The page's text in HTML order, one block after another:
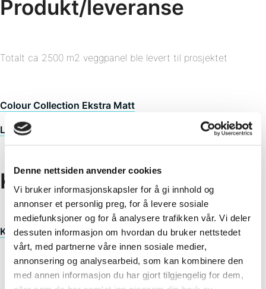
Denne nettsiden anvender cookies
Vi bruker informasjonskapsler for å gi innhold og
annonser et personlig preg, for å levere sosiale
mediefunksjoner og for å analysere trafikken vår. Vi deler
dessuten informasjon om hvordan du bruker nettstedet
vårt, med partnerne våre innen sosiale medier,
annonsering og analysearbeid, som kan kombinere den
med annen informasjon du har gjort tilgjengelig for dem,
Produkt/leveranse
Totalt ca 2500 m2 veggpanel ble levert til prosjektet
Colour Collection Ekstra Matt
Legato – Hvit S
Kunde
Kruse Smith Entreprenør AS